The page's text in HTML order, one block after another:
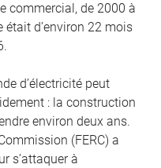
commercial, de 2000 à
était d’environ 22 mois
d’électricité peut
: la construction
environ deux ans.
(FERC) a
s’attaquer à